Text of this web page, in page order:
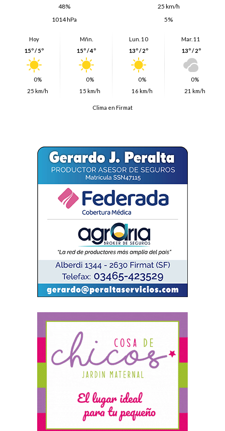
48%
25 km/h
1014 hPa
5%
Hoy
15º / 5º
0%
25 km/h
Mñn.
15º / 4º
0%
15 km/h
Lun. 10
13º / 2º
0%
16 km/h
Mar. 11
13º / 2º
0%
21 km/h
Clima en Firmat